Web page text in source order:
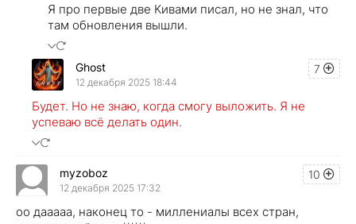
Я про первые две Кивами писал, но не знал, что
там обновления вышли.
7
Ghost
12 декабря 2025 18:44
Будет. Но не знаю, когда смогу выложить. Я не
успеваю всё делать один.
10
myzoboz
12 декабря 2025 17:32
оо дааааа, наконец то - миллениалы всех стран,